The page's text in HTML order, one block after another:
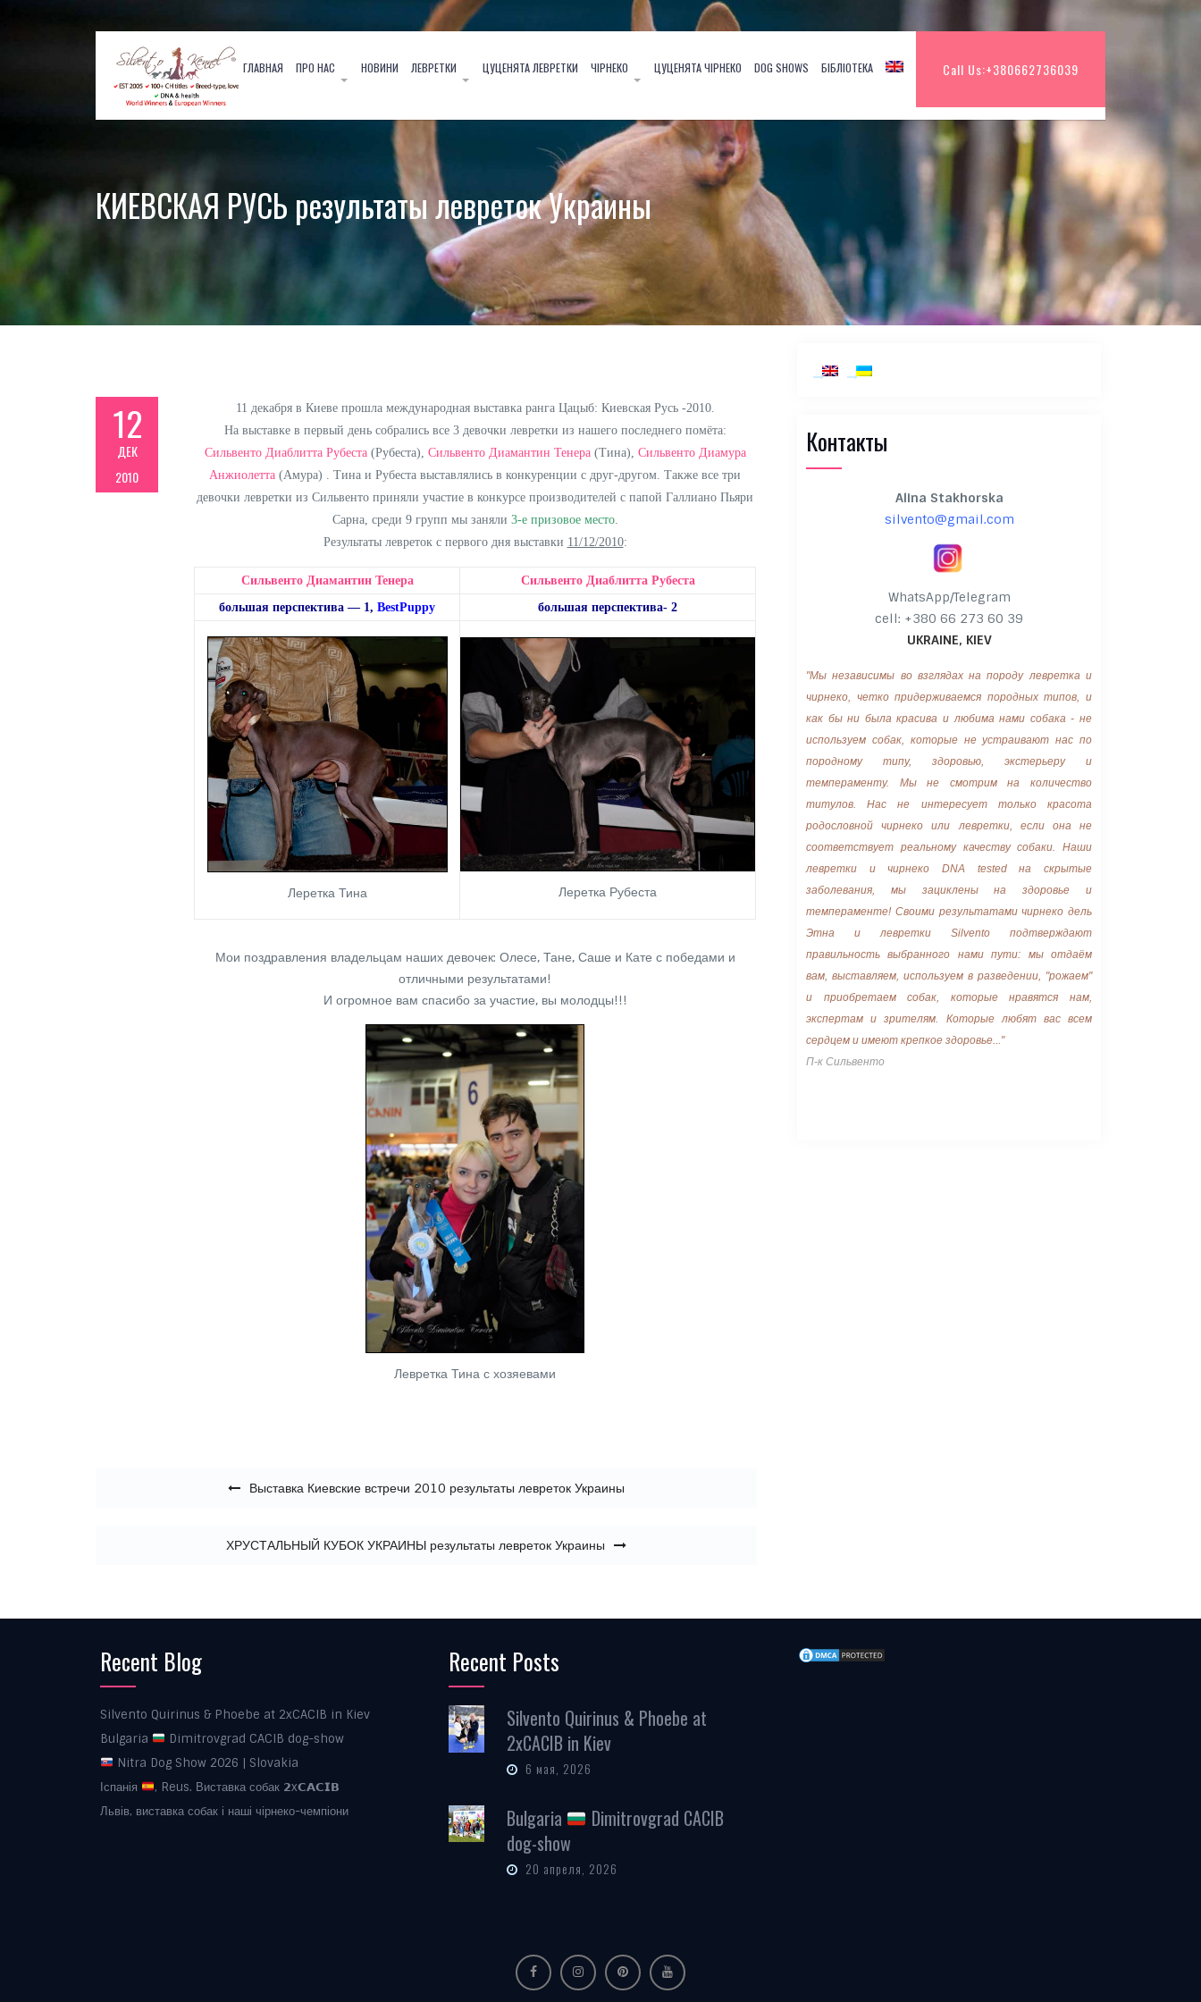
Call Us:+380662736039
ГЛАВНАЯ ПРО НАС НОВИНИ ЛЕВРЕТКИ ЦУЦЕНЯТА ЛЕВРЕТКИ ЧІРНЕКО ЦУЦЕНЯТА ЧІРНЕКО DOG SHOWS БІБЛІОТЕКА
КИЕВСКАЯ РУСЬ результаты левреток Украины
12
ДЕК
2010
11 декабря в Киеве прошла международная выставка ранга Цацыб: Киевская Русь -2010.
На выставке в первый день собрались все 3 девочки левретки из нашего последнего помёта:
Сильвенто Диаблитта Рубеста(Рубеста), Сильвенто Диамантин Тенера(Тина), Сильвенто Диамура
Анжиолетта (Амура) . Тина и Рубеста выставлялись в конкуренции с друг-другом. Также все три
девочки левретки из Сильвенто приняли участие в конкурсе производителей с папой Галлиано Пьяри
Сарна, среди 9 групп мы заняли 3-е призовое место.
Результаты левреток с первого дня выставки 11/12/2010:
Сильвенто Диамантин Тенера
Сильвенто Диаблитта Рубеста
большая перспектива — 1, BestPuppy большая перспектива- 2
Леретка Тина Леретка Рубеста
Мои поздравления владельцам наших девочек: Олесе, Тане, Саше и Кате с победами и
отличными результатами!
И огромное вам спасибо за участие, вы молодцы!!!
Левретка Тина с хозяевами
Выставка Киевские встречи 2010 результаты левреток Украины
ХРУСТАЛЬНЫЙ КУБОК УКРАИНЫ результаты левреток Украины
Контакты
Alina Stakhorska
silvento@gmail.com
WhatsApp/Telegram
cell: +380 66 273 60 39
UKRAINE, KIEV
"Мы независимы во взглядах на породу левретка и
чирнеко, четко придерживаемся породных типов, и
как бы ни была красива и любима нами собака - не
используем собак, которые не устраивают нас по
породному типу, здоровью, экстерьеру и
темпераменту. Мы не смотрим на количество
титулов. Нас не интересует только красота
родословной чирнеко или левретки, если она не
соответствует реальному качеству собаки. Наши
левретки и чирнеко DNA tested на скрытые
заболевания, мы зациклены на здоровье и
темпераменте! Своими результатами чирнеко дель
Этна и левретки Silvento подтверждают
правильность выбранного нами пути: мы отдаём
вам, выставляем, используем в разведении, "рожаем"
и приобретаем собак, которые нравятся нам,
экспертам и зрителям. Которые любят вас всем
сердцем и имеют крепкое здоровье..."
П-к Сильвенто
Recent Blog
Silvento Quirinus & Phoebe at 2xCACIB in Kiev
Bulgaria
Dimitrovgrad CACIB dog-show
Nitra Dog Show 2026 | Slovakia
Іспанія
, Reus. Виставка собак 𝟮x𝗖𝗔𝗖𝗜𝗕
Львів, виставка собак і наші чірнеко-чемпіони
Recent Posts
Silvento Quirinus & Phoebe at
2xCACIB in Kiev
6 мая, 2026
Bulgaria
Dimitrovgrad CACIB
dog-show
20 апреля, 2026